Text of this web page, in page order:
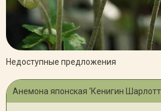
Недоступные предложения
Анемона японская 'Кенигин